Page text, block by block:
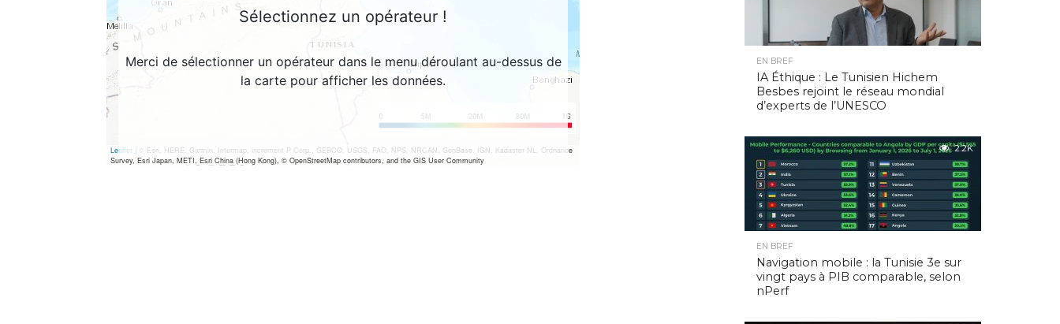
EN BREF
IA Éthique : Le Tunisien Hichem
Besbes rejoint le réseau mondial
d’experts de l’UNESCO
2.2K
EN BREF
Navigation mobile : la Tunisie 3e sur
vingt pays à PIB comparable, selon
nPerf